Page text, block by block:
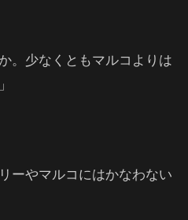
。少なくともマルコよりは
ーやマルコにはかなわない